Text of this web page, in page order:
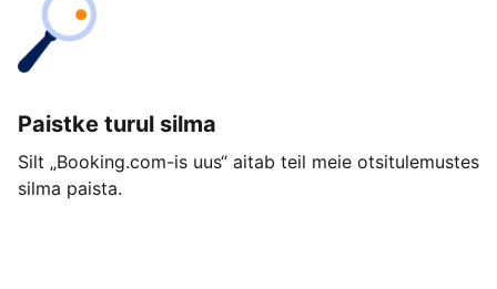
Paistke turul silma
Silt „Booking.com-is uus“ aitab teil meie otsitulemustes
silma paista.